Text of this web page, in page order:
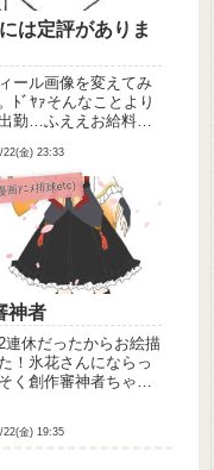
は定評がありま
ール画像を変えてみ
ﾄﾞﾔｧそんなことより
勤…ふええお給料日
22(金) 23:33
画ｱﾆﾒ排球etc)
神者
連休だったからお絵描
！氷花さんにならっ
く創作審神者ちゃん
なのだけど…💦思い
22(金) 19:35